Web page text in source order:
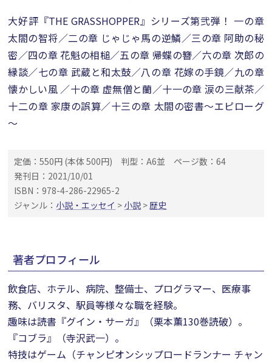
大好評『THE GRASSHOPPER』シリーズ第弐弾！ 一の章
太閤の智将／二の章 じゃじゃ馬の逆鱗／三の章 阿助の秘
密／四の章 花魁の相槌／五の章 帰蝶の簪／六の章 次郎の
縁談／七の章 武蔵と和太鼓／八の章 花嫁の手鏡／九の章
懐かしい風 ／十の章 虚無僧と蘭／十一の章 涙の三献茶／
十二の章 家康の誤算／十三の章 太閤の密書～エピローグ
～
定価：550円 (本体 500円) 判型：A6並
ページ数：64
発刊日：2021/10/01
ISBN：978-4-286-22965-2
ジャンル： 小説・エッセイ > 小説 >歴史
著者プロフィール
飲食店、ホテル、病院、整備士、プログラマー、医療事
務、バリスタ、駅員等様々な職を経験。
趣味は読書『グイン・サーガ』（栗本薫130巻読破）。
『コブラ』（寺沢武一）。
特技はゲーム（チャンピオンシップロードランナー チャン